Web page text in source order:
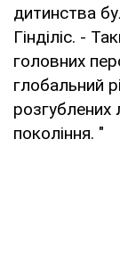
дитинства
Гінділіс. -
головних
глобальний
розгублених
покоління. "